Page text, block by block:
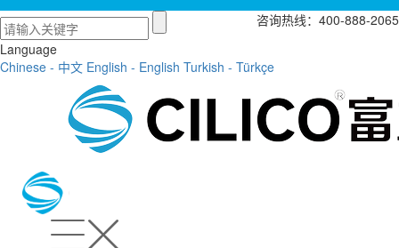
咨询热线：400-888-2065
Language
Chinese - 中文 English - English Turkish - Türkçe